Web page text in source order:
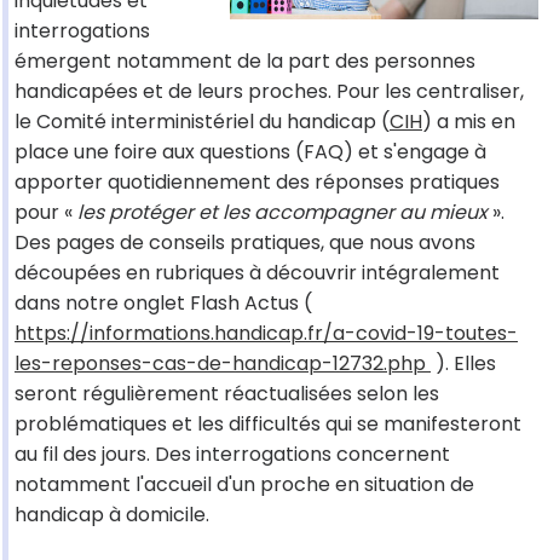
interrogations
émergent notamment de la part des personnes
handicapées et de leurs proches. Pour les centraliser,
le Comité interministériel du handicap (CIH) a mis en
place une foire aux questions (FAQ) et s'engage à
apporter quotidiennement des réponses pratiques
pour « les protéger et les accompagner au mieux».
Des pages de conseils pratiques, que nous avons
découpées en rubriques à découvrir intégralement
dans notre onglet Flash Actus (
https://informations.handicap.fr/a-covid-19-toutes-
les-reponses-cas-de-handicap-12732.php ). Elles
seront régulièrement réactualisées selon les
problématiques et les difficultés qui se manifesteront
au fil des jours. Des interrogations concernent
notamment l'accueil d'un proche en situation de
handicap à domicile.